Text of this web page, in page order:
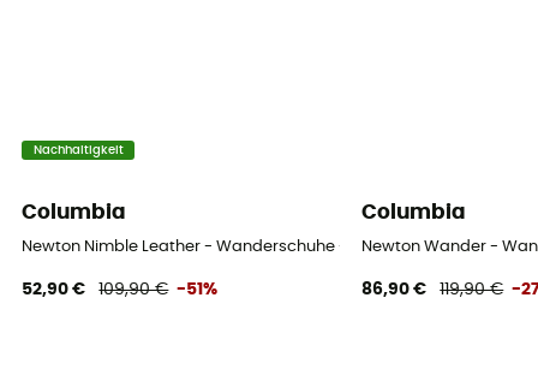
Nachhaltigkeit
Columbia
Newton Nimble Leather - Wanderschuhe - Herren
52,90 € 109,90 € -51%
Columbia
Newton Wander -
86,90 € 119,90 € -